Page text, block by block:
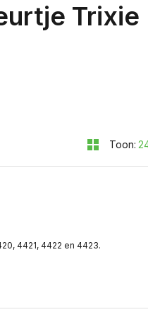
Trixie
Toon:
4421, 4422 en 4423.